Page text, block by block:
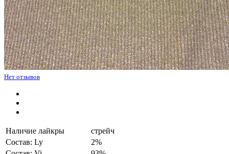
Нет отзывов
Наличие лайкры
стрейч
Состав: Ly
2%